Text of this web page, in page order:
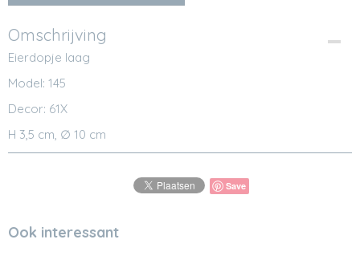
Omschrijving
Eierdopje laag
Model: 145
Decor: 61X
H 3,5 cm, ∅ 10 cm
Save
Ook interessant